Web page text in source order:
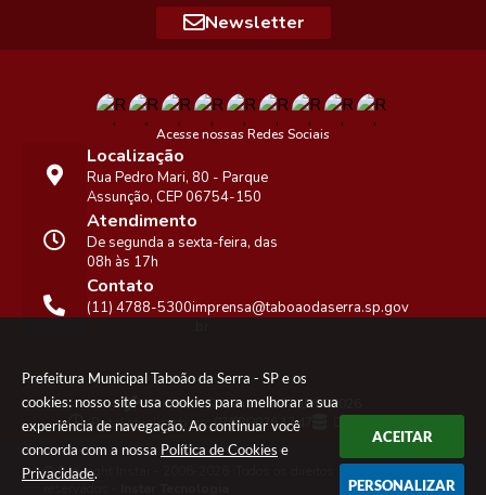
Prefeitura Municipal Taboão da Serra - SP e os
cookies: nosso site usa cookies para melhorar a sua
experiência de navegação. Ao continuar você
concorda com a nossa Política de Cookies e
Privacidade.
ACEITAR
PERSONALIZAR
Newsletter
Acesse nossas Redes Sociais
Localização
Rua Pedro Mari, 80 - Parque
Assunção, CEP 06754-150
Contato
(11) 4788-5300imprensa@taboaodaserra.sp.gov
Atendimento
De segunda a sexta-feira, das
08h às 17h
Versão do Sistema:3.5.3 - 19/06/2026
Portal atualizado em:07/08/2026 17:47 Dados Abertos
© Copyright Instar - 2006-2026. Todos os direitos